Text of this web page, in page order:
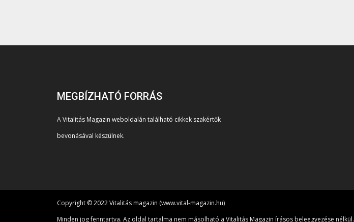
MEGBÍZHATÓ FORRÁS
A Vitalitás Magazin weboldalán található cikkek szakértők
bevonásával készülnek.
Copyright © 2022 Vitalitás magazin (www.vital-magazin.hu)
Minden jog fenntartva. Az oldal tartalma nem másolható a Vitalitás Magazin írásos beleegyezése nélkül.